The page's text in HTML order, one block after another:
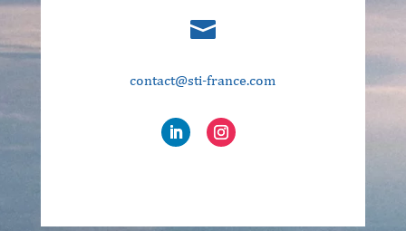

contact@sti-france.com